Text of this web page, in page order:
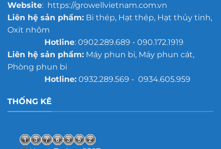
Website: https://growellvietnam.com.vn
Liên hệ sản phẩm:Bi thép, Hạt thép, Hạt thủy tinh,
Oxit nhôm
Hotline: 0902.289.689 - 090.172.1919
Liên hệ sản phẩm:Máy phun bi, Máy phun cát,
Phòng phun bi
Hotline:0932.289.569 - 0934.605.959
THỐNG KÊ